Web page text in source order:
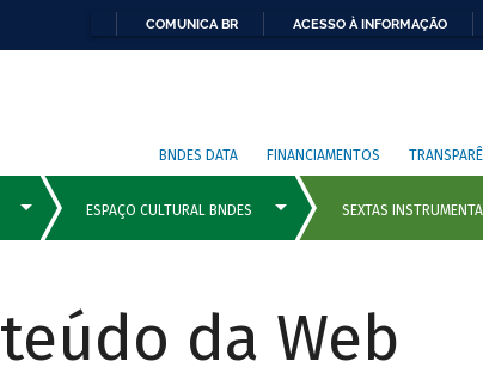
COMUNICA BR ACESSO À INFORMAÇÃO
BNDES DATA FINANCIAMENTOS
da Web